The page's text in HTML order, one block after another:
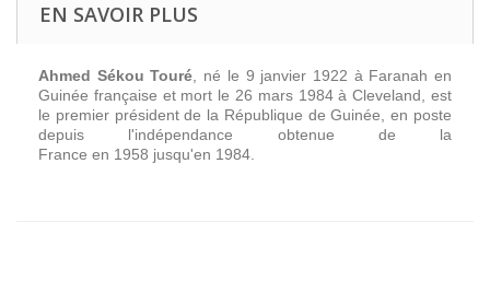
EN SAVOIR PLUS
Ahmed Sékou Touré , né le 9 janvier 1922 à Faranah en
Guinée française et mort le 26 mars 1984 à Cleveland, est
le premier président de la République de Guinée, en poste
depuis l'indépendance obtenue de la
France en 1958 jusqu'en 1984.